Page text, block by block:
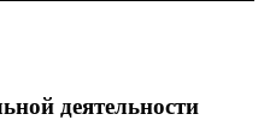
деятельности